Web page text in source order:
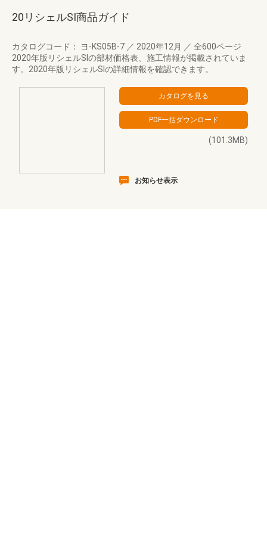
20リシェルSI商品ガイド
カタログコード： ヨ-KS05B-7 ／ 2020年12月 ／ 全600ページ
2020年版リシェルSIの部材価格表、施工情報が掲載されていま
す。2020年版リシェルSIの詳細情報を確認できます。
(101.3MB)
お知らせ表示